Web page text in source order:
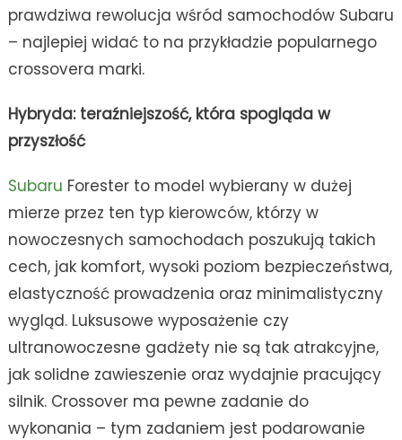
prawdziwa rewolucja wśród samochodów Subaru
– najlepiej widać to na przykładzie popularnego
crossovera marki.
Hybryda: teraźniejszość, która spogląda w
przyszłość
Subaru Forester to model wybierany w dużej
mierze przez ten typ kierowców, którzy w
nowoczesnych samochodach poszukują takich
cech, jak komfort, wysoki poziom bezpieczeństwa,
elastyczność prowadzenia oraz minimalistyczny
wygląd. Luksusowe wyposażenie czy
ultranowoczesne gadżety nie są tak atrakcyjne,
jak solidne zawieszenie oraz wydajnie pracujący
silnik. Crossover ma pewne zadanie do
wykonania – tym zadaniem jest podarowanie